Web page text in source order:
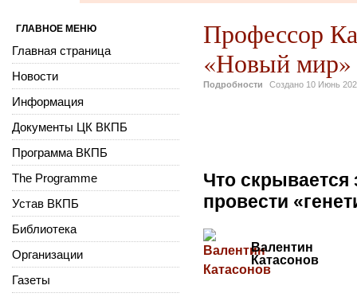
Профессор
«Новый
Подробности Создано 10 Июнь
Что скрывается
провести
Валентин
Катасонов
ГЛАВНОЕ МЕНЮ
Главная страница
Новости
Информация
Документы ЦК ВКПБ
Программа ВКПБ
The Programme
Устав ВКПБ
Библиотека
Организации
Газеты